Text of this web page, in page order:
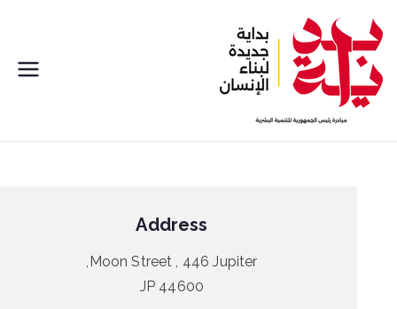
بداية
مبادره رئيس الجمهورية للتنمية
Address
Moon Street , 446 Jupiter,
JP 44600